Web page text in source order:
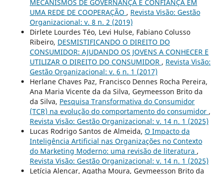
MECANISMOS DE GOVERNANÇA E CONFIANÇA EM
UMA REDE DE COOPERAÇÃO , Revista Visão: Gestão
Organizacional: v. 8 n. 2 (2019)
Dirlete Lourdes Téo, Levi Hulse, Fabiano Colusso
Ribeiro, DESMISTIFICANDO O DIREITO DO
CONSUMIDOR: AJUDANDO OS JOVENS A CONHECER E
UTILIZAR O DIREITO DO CONSUMIDOR , Revista Visão:
Gestão Organizacional: v. 6 n. 1 (2017)
Herlane Chaves Paz, Francisco Dennes Rocha Pereira,
Ana Maria Vicente da da Silva, Geymeesson Brito da
da Silva, Pesquisa Transformativa do Consumidor
(TCR) na evolução do comportamento do consumidor ,
Revista Visão: Gestão Organizacional: v. 14 n. 1 (2025)
Lucas Rodrigo Santos de Almeida, O Impacto da
Inteligência Artificial nas Organizações no Contexto
do Marketing Moderno: uma revisão de literatura ,
Revista Visão: Gestão Organizacional: v. 14 n. 1 (2025)
Letícia Alencar, Agatha Moura, Geymeesson Brito da